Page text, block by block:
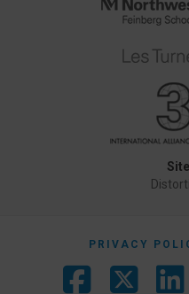
PRIVACY